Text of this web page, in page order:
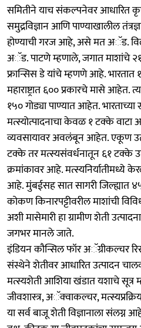
समितीने याच संकल्पनेवर आधारित
समुद्रविज्ञान आणि पाण्याखालील
होण्याची गरज आहे, असे मत अॅड.
अॅड. पाटणे म्हणाले, जगात माशांचे
फ्रान्सिस डे यांचे म्हणणे आहे.
महाराष्ट्रात ६०० प्रकारचे मासे आहेत.
१५० गोड्या पाण्यात आहेत. भारताच्या
मत्स्योत्पादनाचा केवळ १ टक्के
व्यवसायावर अवलंबून आहेत. एकूण
टक्के तर मत्स्यसंवर्धनातून ६१ टक्के
क्रमांकावर आहे. मत्स्यनिर्यातीमध्ये
आहे. मुंबईसह सात सागरी जिल्ह्यात
कोकण किनारपट्टीवरील माशांची
अशी मासेमारी हा ग्रामीण शेती
जगभर मानले जाते.
इंडियन कौन्सिल फॉर अॅग्रीकल्चर
संस्थेने शेतीवर आधारित उत्पादन
मत्स्यशेती आशिया खंडात यशाचे सूत्र
जीवशास्त्र, अॅक्वाकल्चर,
या सर्व बाजू शेती विज्ञानाला संलग्न